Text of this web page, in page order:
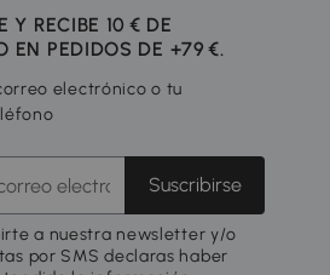
Y RECIBE 10 € DE
EN PEDIDOS DE +79 €.
electrónico o tu
Suscribirse
a nuestra newsletter y/o
por SMS declaras haber